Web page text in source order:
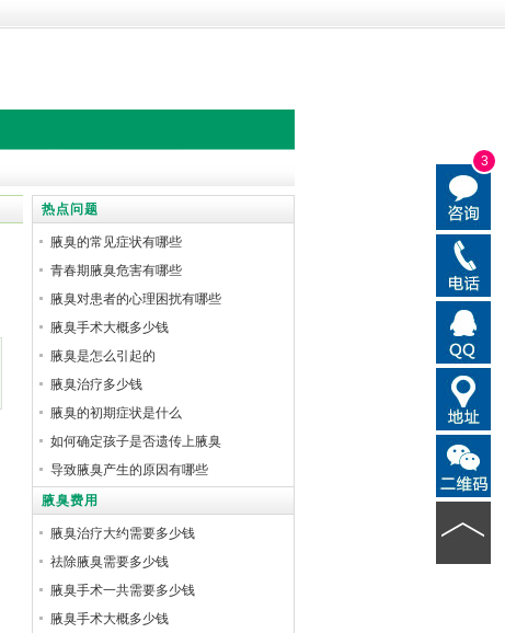
3
热点问题
腋臭的常见症状有哪些
青春期腋臭危害有哪些
腋臭对患者的心理困扰有哪些
腋臭手术大概多少钱
腋臭是怎么引起的
腋臭治疗多少钱
腋臭的初期症状是什么
如何确定孩子是否遗传上腋臭
导致腋臭产生的原因有哪些
腋臭费用
腋臭治疗大约需要多少钱
祛除腋臭需要多少钱
腋臭手术一共需要多少钱
腋臭手术大概多少钱